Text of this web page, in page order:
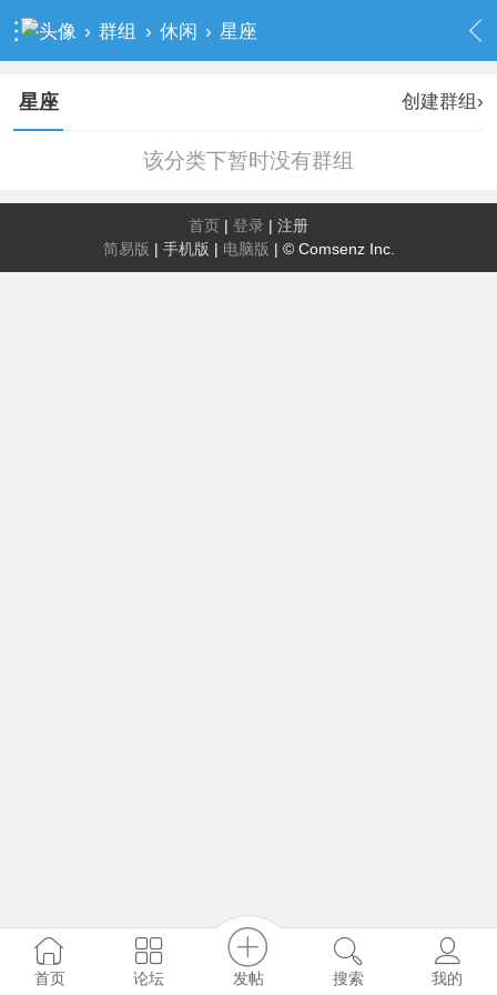
› 群组 › 休闲 › 星座
星座 创建群组›
该分类下暂时没有群组
首页 | 登录 | 注册
简易版 | 手机版 | 电脑版 | © Comsenz Inc.
首页 论坛 发帖 搜索 我的